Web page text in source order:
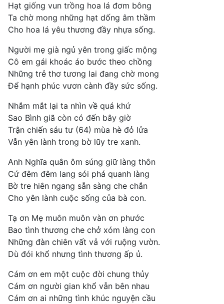
Hạt giống vun trồng hoa lá đơm bông
Ta chờ mong những hạt dống âm thầm
Cho hoa lá yêu thương đầy nhựa sống.
Người mẹ già ngủ yên trong giấc mộng
Cô em gái khoác áo bước theo chồng
Những trẻ thơ tương lai đang chờ mong
Để hạnh phúc vươn cành đầy sức sống.
Nhắm mắt lại ta nhìn về quá khứ
Sao Bình giã còn có đến bây giờ
Trận chiến sáu tư (64) mùa hè đỏ lửa
Vẫn yên lành trong bờ lũy tre xanh.
Anh Nghĩa quân ôm súng giữ làng thôn
Cứ đêm đêm lang sói phá quanh làng
Bờ tre hiên ngang sẵn sàng che chắn
Cho yên lành cuộc sống của bà con.
Tạ ơn Mẹ muôn muôn vàn ơn phước
Bao tình thương che chở xóm làng con
Những đàn chiên vất vả với ruộng vườn.
Dù đói khổ nhưng tình thương ấp ủ.
Cám ơn em một cuộc đời chung thủy
Cám ơn người gian khổ vẫn bên nhau
Cám ơn ai những tình khúc nguyện cầu